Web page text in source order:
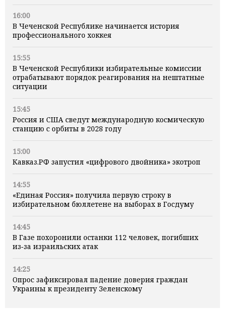
16:00
В Чеченской Республике начинается история
профессионального хоккея
15:55
В Чеченской Республики избирательные комиссии
отрабатывают порядок реагирования на нештатные
ситуации
15:45
Россия и США сведут международную космическую
станцию с орбиты в 2028 году
15:00
Кавказ.РФ запустил «цифрового двойника» экотроп
14:55
«Единая Россия» получила первую строку в
избирательном бюллетене на выборах в Госдуму
14:45
В Газе похоронили останки 112 человек, погибших
из‑за израильских атак
14:25
Опрос зафиксировал падение доверия граждан
Украины к президенту Зеленскому